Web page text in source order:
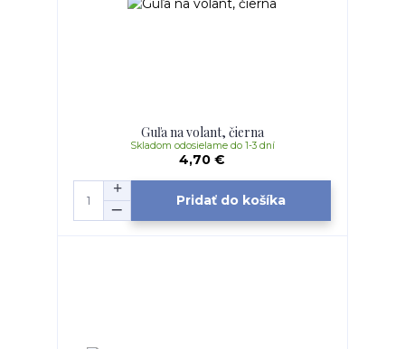
Guľa na volant, čierna
4,70 €
Skladom odosielame do 1-3 dní
Pridať do košíka